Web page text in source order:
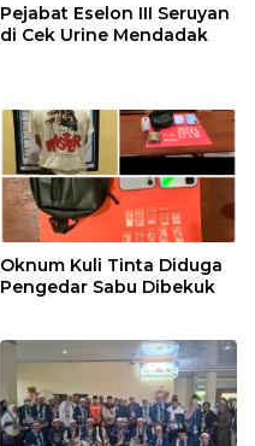
Pejabat Eselon III Seruyan
di Cek Urine Mendadak
Oknum Kuli Tinta Diduga
Pengedar Sabu Dibekuk